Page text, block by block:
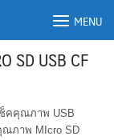
MENU
SD USB CF
ช็คคุณภาพ USB
ณภาพ MIcro SD